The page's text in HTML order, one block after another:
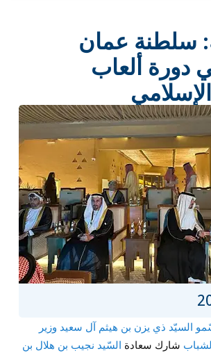
سلطنة عمان
دورة ألعاب
السيّد ذي يزن بن هيثم آل سعيد وزير
شارك سعادة السّيد نجيب بن هلال بن